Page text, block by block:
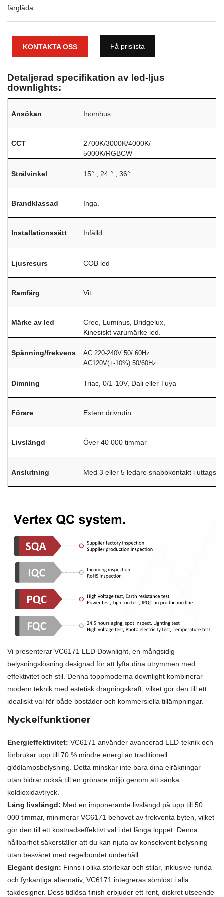
färglåda.
KONTAKTA OSS Få prislista
Detaljerad specifikation av led-ljus
downlights:
Ansökan Inomhus
CCT
2700K/3000K/4000K/
5000K/RGBCW
Strålvinkel 15° , 24 ° , 36°
Brandklassad Inga.
Installationssätt Infälld
Ljusresurs COB led
Ramfärg Vit
Märke av led
Cree, Luminus, Bridgelux,
Kinesiskt varumärke led.
Spänning/frekvens
AC 220-240V 50/ 60Hz
AC120V(+-10%) 50/60Hz
Dimning Triac, 0/1-10V, Dali eller Tuya
Förare Extern drivrutin
Livslängd Över 40 000 timmar
Anslutning Med 3 eller 5 ledare snabbkontakt i
Vi presenterar VC6171 LED Downlight, en mångsidig
belysningslösning designad för att lyfta dina utrymmen med
effektivitet och stil. Denna toppmoderna downlight kombinerar
modern teknik med estetisk dragningskraft, vilket gör den till ett
idealiskt val för både bostäder och kommersiella tillämpningar.
Nyckelfunktioner
Energieffektivitet: VC6171 använder avancerad LED-teknik och
förbrukar upp till 70 % mindre energi än traditionell
glödlampsbelysning. Detta minskar inte bara dina elräkningar
utan bidrar också till en grönare miljö genom att sänka
koldioxidavtryck.
Lång livslängd: Med en imponerande livslängd på upp till 50
000 timmar, minimerar VC6171 behovet av frekventa byten, vilket
gör den till ett kostnadseffektivt val i det långa loppet. Denna
hållbarhet säkerställer att du kan njuta av konsekvent belysning
utan besväret med regelbundet underhåll.
Elegant design: Finns i olika storlekar och stilar, inklusive runda
och fyrkantiga alternativ, VC6171 integreras sömlöst i alla
takdesigner. Dess tidlösa finish erbjuder ett rent, diskret utseende